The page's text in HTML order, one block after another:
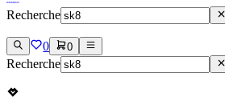
Recherche
0 0
Recherche